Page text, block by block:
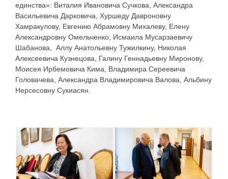
единства»: Виталия Ивановича Сучкова, Александра
Васильевича Дарковича, Хуршеду Давроновну
Хамракулову, Евгению Абрамовну Михалеву, Елену
Александровну Омельченко, Исмаила Мусарзаевичу
Шабанова, Аллу Анатольевну Тужилкину, Николая
Алексеевича Кузнецова, Галину Геннадьевну Миронову,
Моисея Ирбемовича Кима, Владимира Сереевича
Головачева, Александра Владимировича Валова, Альбину
Нерсесовну Сукиасян.